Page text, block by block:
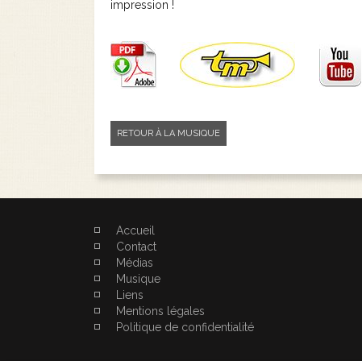
impression !
RETOUR À LA MUSIQUE
Accueil
Contact
Médias
Musique
Liens
Mentions légales
Politique de confidentialité